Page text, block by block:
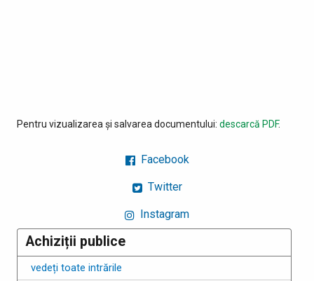
Pentru vizualizarea și salvarea documentului: descarcă PDF.
Facebook
Twitter
Instagram
Achiziții publice
vedeți toate intrările